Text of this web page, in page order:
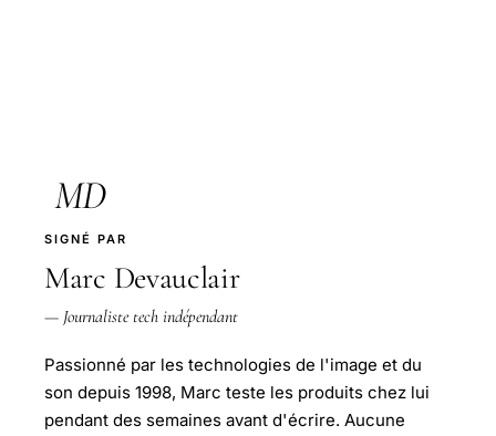
MD
SIGNÉ PAR
Marc Devauclair
— Journaliste tech indépendant
Passionné par les technologies de l'image et du
son depuis 1998, Marc teste les produits chez lui
pendant des semaines avant d'écrire. Aucune